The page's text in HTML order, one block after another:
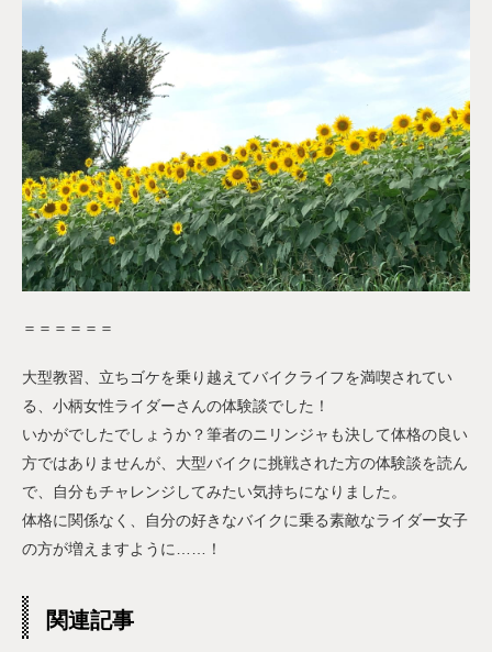
＝＝＝＝＝＝
大型教習、立ちゴケを乗り越えてバイクライフを満喫されてい
る、小柄女性ライダーさんの体験談でした！
いかがでしたでしょうか？筆者のニリンジャも決して体格の良い
方ではありませんが、大型バイクに挑戦された方の体験談を読ん
で、自分もチャレンジしてみたい気持ちになりました。
体格に関係なく、自分の好きなバイクに乗る素敵なライダー女子
の方が増えますように……！
関連記事